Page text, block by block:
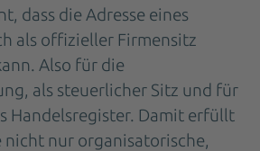
dass die Adresse eines
als offizieller Firmensitz
Also für die
als steuerlicher Sitz und für
Handelsregister. Damit erfüllt
nur organisatorische,